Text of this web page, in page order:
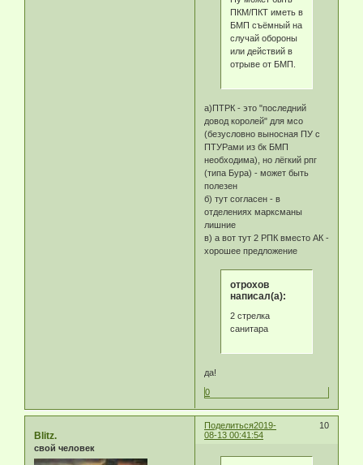
ПКМ/ПКТ иметь в
БМП съёмный на
случай обороны
или действий в
отрыве от БМП.
а)ПТРК - это "последний
довод королей" для мсо
(безусловно выносная ПУ с
ПТУРами из бк БМП
необходима), но лёгкий рпг
(типа Бура) - может быть
полезен
б) тут согласен - в
отделениях марксманы
лишние
в) а вот тут 2 РПК вместо АК -
хорошее предложение
отрохов
написал(а):
2 стрелка
санитара
да!
0
Поделиться 10
2019-
08-13 00:41:54
Blitz.
свой человек